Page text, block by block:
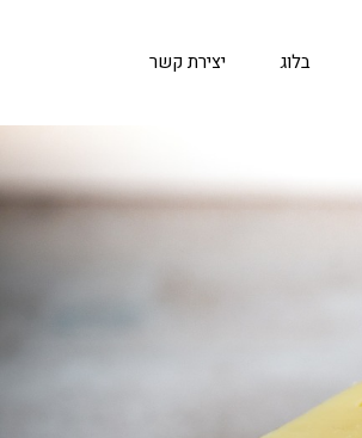
בלוג יצירת קשר